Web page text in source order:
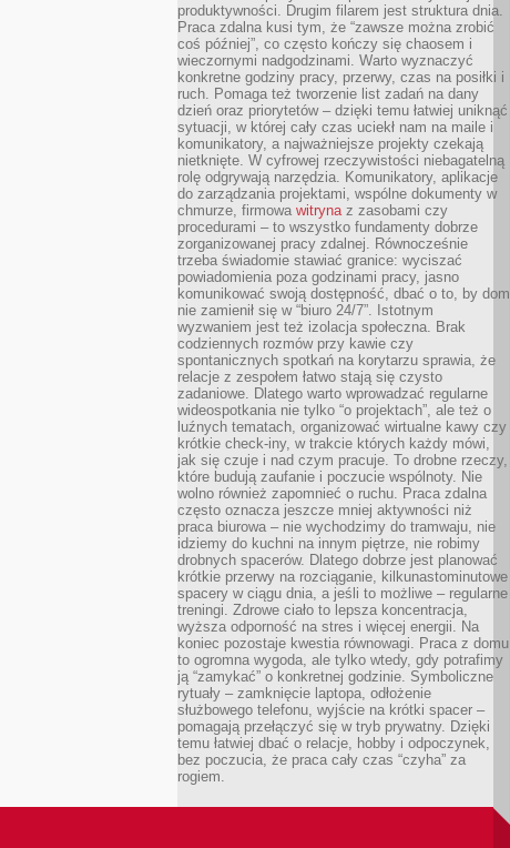
produktywności. Drugim filarem jest struktura dnia.
Praca zdalna kusi tym, że “zawsze można zrobić
coś później”, co często kończy się chaosem i
wieczornymi nadgodzinami. Warto wyznaczyć
konkretne godziny pracy, przerwy, czas na posiłki i
ruch. Pomaga też tworzenie list zadań na dany
dzień oraz priorytetów – dzięki temu łatwiej uniknąć
sytuacji, w której cały czas uciekł nam na maile i
komunikatory, a najważniejsze projekty czekają
nietknięte. W cyfrowej rzeczywistości niebagatelną
rolę odgrywają narzędzia. Komunikatory, aplikacje
do zarządzania projektami, wspólne dokumenty w
chmurze, firmowa witrynaz zasobami czy
procedurami – to wszystko fundamenty dobrze
zorganizowanej pracy zdalnej. Równocześnie
trzeba świadomie stawiać granice: wyciszać
powiadomienia poza godzinami pracy, jasno
komunikować swoją dostępność, dbać o to, by dom
nie zamienił się w “biuro 24/7”. Istotnym
wyzwaniem jest też izolacja społeczna. Brak
codziennych rozmów przy kawie czy
spontanicznych spotkań na korytarzu sprawia, że
relacje z zespołem łatwo stają się czysto
zadaniowe. Dlatego warto wprowadzać regularne
wideospotkania nie tylko “o projektach”, ale też o
luźnych tematach, organizować wirtualne kawy czy
krótkie check-iny, w trakcie których każdy mówi,
jak się czuje i nad czym pracuje. To drobne rzeczy,
które budują zaufanie i poczucie wspólnoty. Nie
wolno również zapomnieć o ruchu. Praca zdalna
często oznacza jeszcze mniej aktywności niż
praca biurowa – nie wychodzimy do tramwaju, nie
idziemy do kuchni na innym piętrze, nie robimy
drobnych spacerów. Dlatego dobrze jest planować
krótkie przerwy na rozciąganie, kilkunastominutowe
spacery w ciągu dnia, a jeśli to możliwe – regularne
treningi. Zdrowe ciało to lepsza koncentracja,
wyższa odporność na stres i więcej energii. Na
koniec pozostaje kwestia równowagi. Praca z domu
to ogromna wygoda, ale tylko wtedy, gdy potrafimy
ją “zamykać” o konkretnej godzinie. Symboliczne
rytuały – zamknięcie laptopa, odłożenie
służbowego telefonu, wyjście na krótki spacer –
pomagają przełączyć się w tryb prywatny. Dzięki
temu łatwiej dbać o relacje, hobby i odpoczynek,
bez poczucia, że praca cały czas “czyha” za
rogiem.